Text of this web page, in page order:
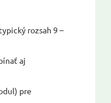
rozsah 9 –
aj
pre